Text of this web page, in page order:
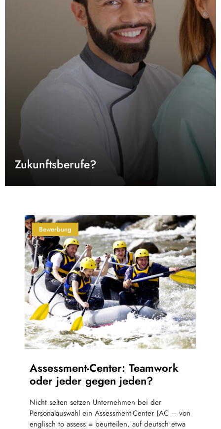
Zukunftsberufe?
Bewerbung
Assessment-Center: Teamwork
oder jeder gegen jeden?
Nicht selten setzen Unternehmen bei der
Personalauswahl ein Assessment-Center (AC – von
englisch to assess = beurteilen, auf deutsch etwa